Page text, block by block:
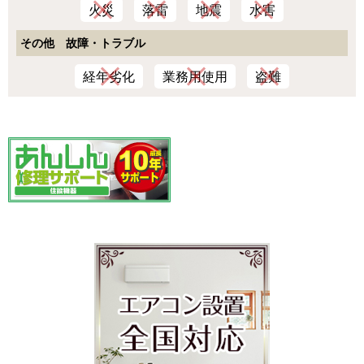
火災 落雷 地震 水害
その他 故障・トラブル
経年劣化 業務用使用 盗難